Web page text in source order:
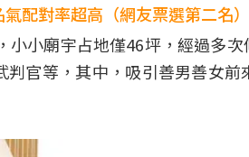
配對率超高（網友票選第二名）
小小廟宇占地僅46坪，經過多
官等，其中，吸引善男善女